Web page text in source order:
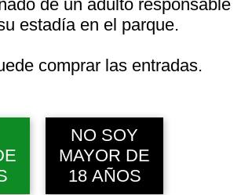
de un adulto responsable
estadía en el parque.
comprar las entradas.
NO SOY
MAYOR DE
18 AÑOS
jue, 13 ago, 10:00 a. m.
Ver 10